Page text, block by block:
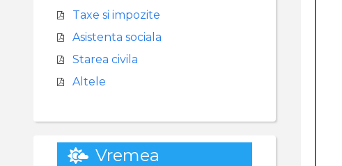
Taxe si impozite
Asistenta sociala
Starea civila
Altele
Vremea